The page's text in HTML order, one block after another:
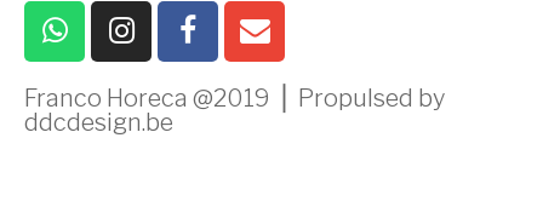
Franco Horeca @2019 ⎪ Propulsed by
ddcdesign.be